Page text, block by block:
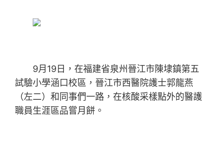
9月19日，在福建省泉州晉江市陳埭鎮第五
試驗小學涵口校區，晉江市西醫院護士郭龍燕
（左二）和同事們一路，在核酸采樣點外的醫護
職員生涯區品嘗月餅。